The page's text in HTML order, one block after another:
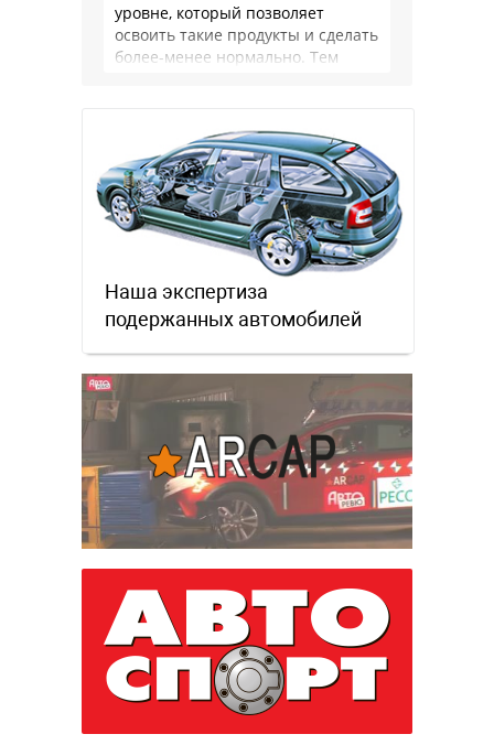
уровне, который позволяет
освоить такие продукты и сделать
более-менее нормально. Тем
Наша экспертиза
подержанных автомобилей